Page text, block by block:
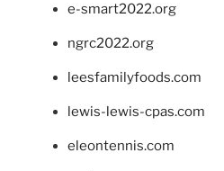
e-smart2022.org
ngrc2022.org
leesfamilyfoods.com
lewis-lewis-cpas.com
eleontennis.com